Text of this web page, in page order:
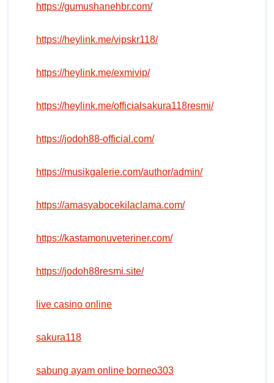
https://gumushanehbr.com/
https://heylink.me/vipskr118/
https://heylink.me/exmivip/
https://heylink.me/officialsakura118resmi/
https://jodoh88-official.com/
https://musikgalerie.com/author/admin/
https://amasyabocekilaclama.com/
https://kastamonuveteriner.com/
https://jodoh88resmi.site/
live casino online
sakura118
sabung ayam online borneo303